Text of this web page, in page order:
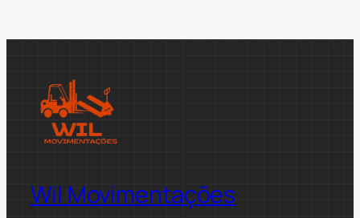
Wil Movimentações